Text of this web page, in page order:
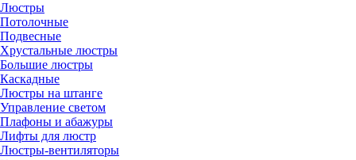
Люстры
Потолочные
Подвесные
Хрустальные люстры
Большие люстры
Каскадные
Люстры на штанге
Управление светом
Плафоны и абажуры
Лифты для люстр
Люстры-вентиляторы